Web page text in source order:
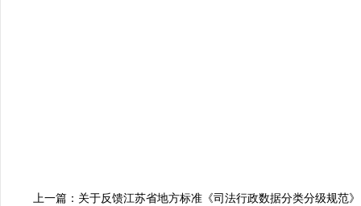
上一篇：关于反馈江苏省地方标准《司法行政数据分类分级规范